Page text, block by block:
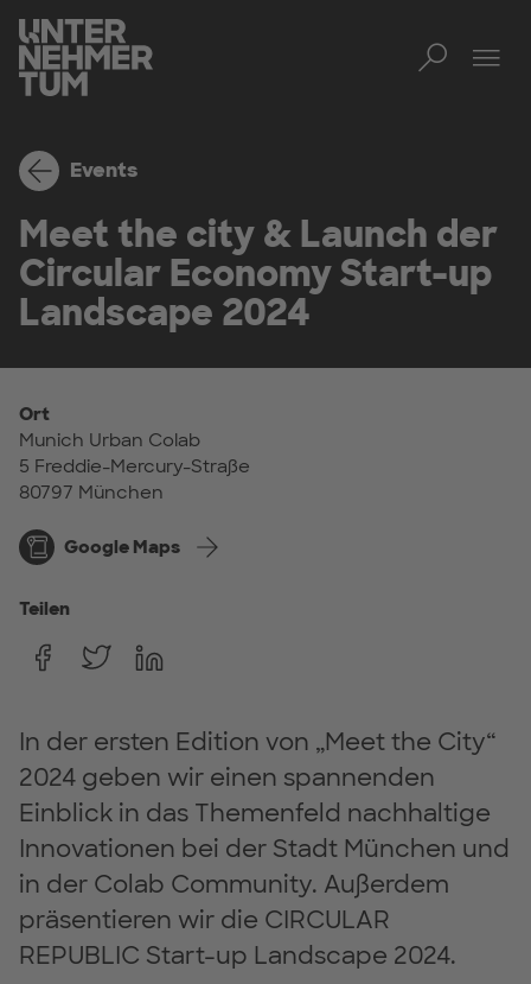
Events
Meet the city & Launch der
Circular Economy Start-up
Landscape 2024
Ort
Munich Urban Colab
5 Freddie-Mercury-Straße
80797 München
Google Maps
Teilen
In der ersten Edition von „Meet the City“
2024 geben wir einen spannenden
Einblick in das Themenfeld nachhaltige
Innovationen bei der Stadt München und
in der Colab Community. Außerdem
präsentieren wir die CIRCULAR
REPUBLIC Start-up Landscape 2024.